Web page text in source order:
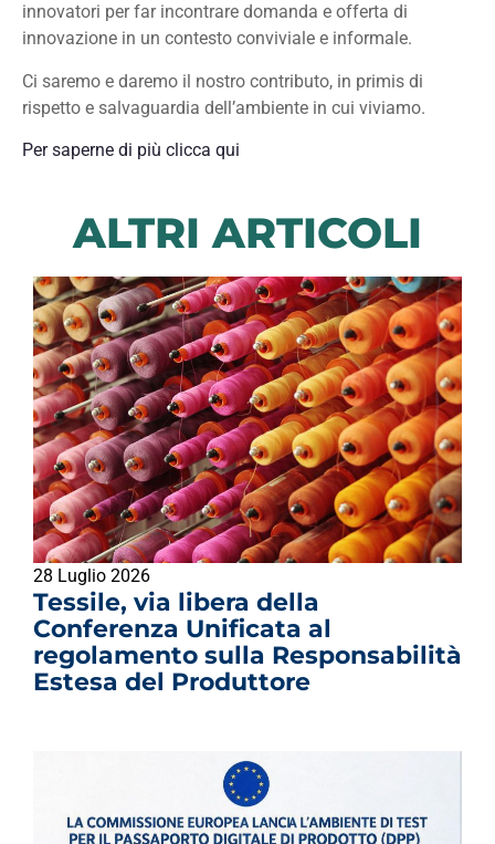
innovatori per far incontrare domanda e offerta di
innovazione in un contesto conviviale e informale.
Ci saremo e daremo il nostro contributo, in primis di
rispetto e salvaguardia dell’ambiente in cui viviamo.
Per saperne di più clicca qui
ALTRI ARTICOLI
28 Luglio 2026
Tessile, via libera della
Conferenza Unificata al
regolamento sulla Responsabilità
Estesa del Produttore